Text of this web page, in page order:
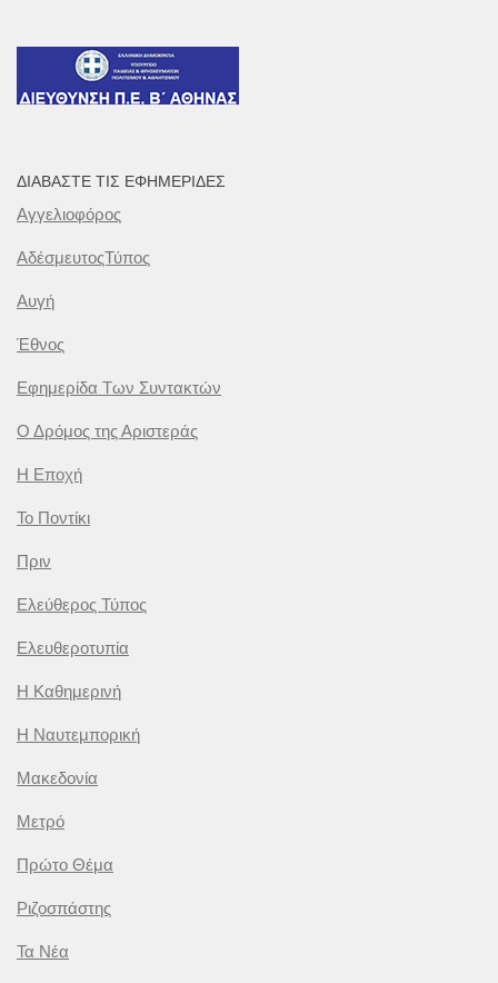
ΔΙΑΒΆΣΤΕ ΤΙΣ ΕΦΗΜΕΡΊΔΕΣ
Αγγελιοφόρος
ΑδέσμευτοςΤύπος
Αυγή
Έθνος
Εφημερίδα Των Συντακτών
Ο Δρόμος της Αριστεράς
Η Εποχή
Το Ποντίκι
Πριν
Ελεύθερος Τύπος
Ελευθεροτυπία
Η Καθημερινή
Η Ναυτεμπορική
Μακεδονία
Μετρό
Πρώτο Θέμα
Ριζοσπάστης
Τα Νέα